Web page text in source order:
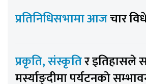
प्रतिनिधिसभामा आजचार
प्रकृति, संस्कृतिर इतिहासले
मर्स्याङ्दीमा पर्यटनको